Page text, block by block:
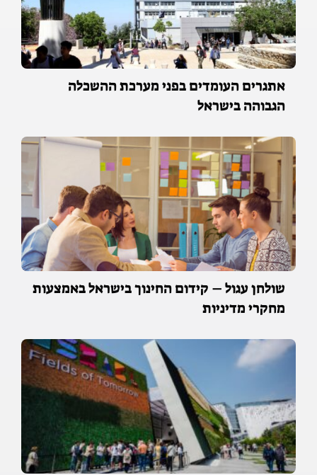
אתגרים העומדים בפני מערכת ההשכלה
הגבוהה בישראל
שולחן עגול – קידום החינוך בישראל באמצעות
מחקרי מדיניות